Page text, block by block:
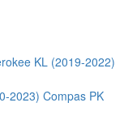
KL (2019-2022)
2023) Compas PK